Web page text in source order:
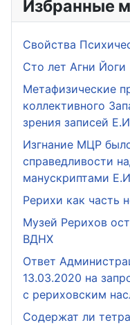
Избранные
Свойства
Сто лет Агни Йоги
Метафизические
коллективного
зрения записей
Изгнание МЦР
справедливости
манускриптами
Рерихи как часть
Музей Рерихов
ВДНХ
Ответ
13.03.2020 на
с рериховским
Содержат ли